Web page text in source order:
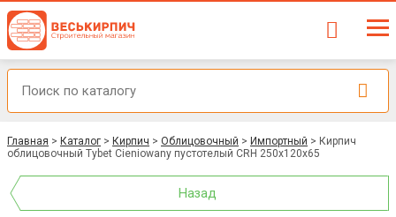
Главная > Каталог > Кирпич > Облицовочный > Импортный > Кирпич
облицовочный Tybet Cieniowany пустотелый CRH 250x120x65
Назад